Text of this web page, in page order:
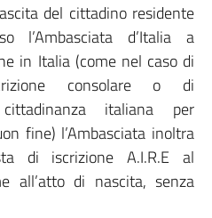
del cittadino residente
l’Ambasciata d’Italia a
in Italia (come nel caso di
consolare o di
italiana per
fine) l’Ambasciata inoltra
di iscrizione A.I.R.E al
all’atto di nascita, senza